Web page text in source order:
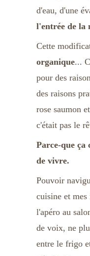
d'eau, d'une
l'entrée de la
Cette
organique...
pour des
des raisons
rose saumon
c'était pas le
Parce-que ça
de vivre.
Pouvoir
cuisine et
l'apéro au
de voix, ne
entre le frigo